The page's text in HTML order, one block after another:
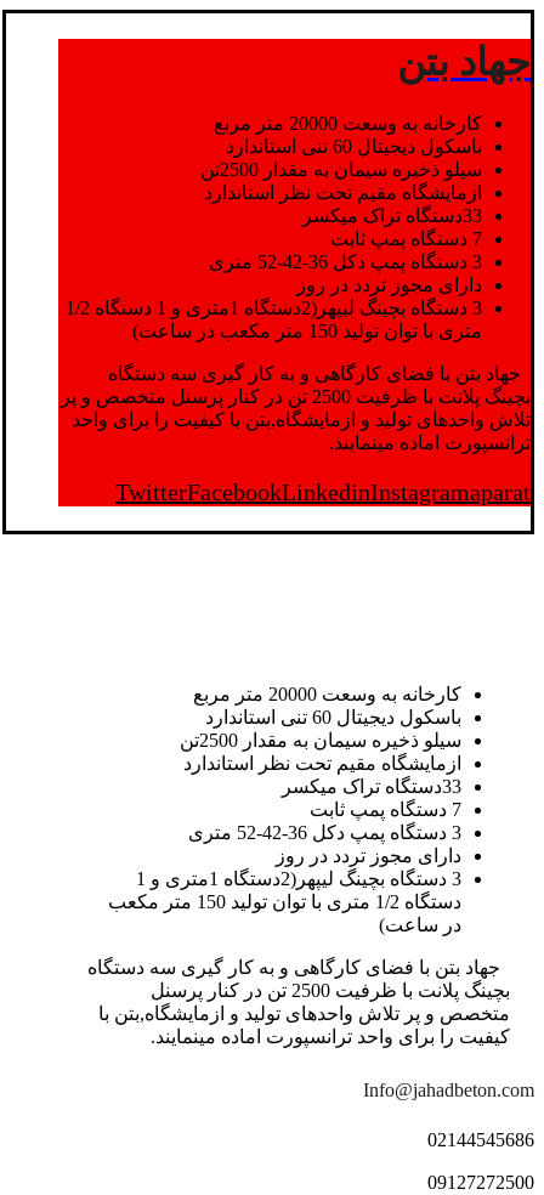
جهاد بتن
کارخانه به وسعت 20000 متر مربع
باسکول دیجیتال 60 تنی استاندارد
سیلو ذخیره سیمان به مقدار 2500تن
ازمایشگاه مقیم تحت نظر استاندارد
33دستگاه تراک میکسر
7 دستگاه پمپ ثابت
3 دستگاه پمپ دکل 36-42-52 متری
دارای مجوز تردد در روز
3 دستگاه بچینگ لیپهر(2دستگاه 1متری و 1 دستگاه 1/2
متری با توان تولید 150 متر مکعب در ساعت)
جهاد بتن با فضای کارگاهی و به کار گیری سه دستگاه
بچینگ پلانت با ظرفیت 2500 تن در کنار پرسنل متخصص و پر
تلاش واحدهای تولید و ازمایشگاه,بتن با کیفیت را برای واحد
ترانسپورت اماده مینمایند.
TwitterFacebookLinkedinInstagramaparat
کارخانه به وسعت 20000 متر مربع
باسکول دیجیتال 60 تنی استاندارد
سیلو ذخیره سیمان به مقدار 2500تن
ازمایشگاه مقیم تحت نظر استاندارد
33دستگاه تراک میکسر
7 دستگاه پمپ ثابت
3 دستگاه پمپ دکل 36-42-52 متری
دارای مجوز تردد در روز
3 دستگاه بچینگ لیپهر(2دستگاه 1متری و 1
دستگاه 1/2 متری با توان تولید 150 متر مکعب
در ساعت)
جهاد بتن با فضای کارگاهی و به کار گیری سه دستگاه
بچینگ پلانت با ظرفیت 2500 تن در کنار پرسنل
متخصص و پر تلاش واحدهای تولید و ازمایشگاه,بتن با
کیفیت را برای واحد ترانسپورت اماده مینمایند.
Info@jahadbeton.com
02144545686
09127272500